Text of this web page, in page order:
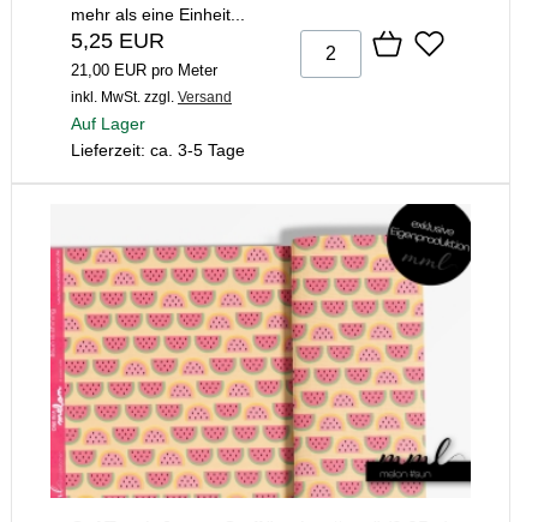
mehr als eine Einheit...
5,25 EUR
21,00 EUR pro Meter
inkl. MwSt. zzgl. Versand
Auf Lager
Lieferzeit: ca. 3-5 Tage